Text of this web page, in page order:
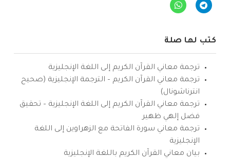
كتب لها صلة
ترجمة معاني القرآن الكريم إلى اللغة الإنجليزية
ترجمة معاني القرآن الكريم – الترجمة الإنجليزية (صحيح
انترناشونال)
ترجمة معاني القرآن الكريم إلى اللغة الإنجليزية – تحقيق
فضل إلهي ظهير
ترجمة معاني سورة الفاتحة مع الزهراوين إلى اللغة
الإنجليزية
بيان معاني القرآن الكريم باللغة الإنجليزية